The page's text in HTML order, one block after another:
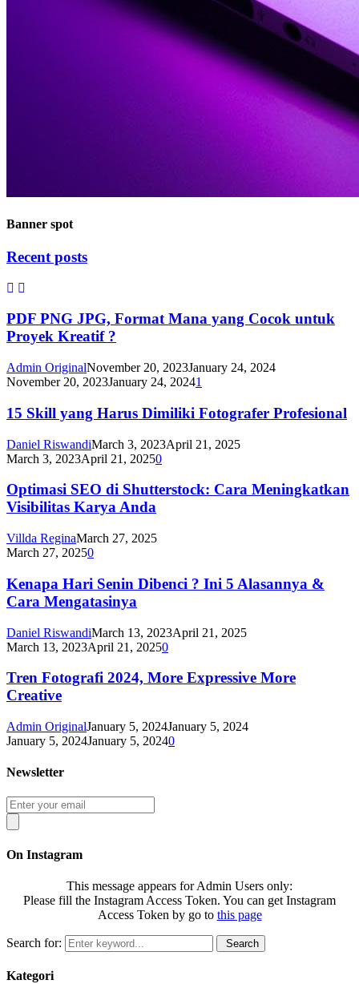
Banner spot
Recent posts
PDF PNG JPG, Format Mana yang Cocok untuk
Proyek Kreatif ?
Admin OriginalNovember 20, 2023January 24, 2024
November 20, 2023January 24, 20241
15 Skill yang Harus Dimiliki Fotografer Profesional
Daniel RiswandiMarch 3, 2023April 21, 2025
March 3, 2023April 21, 20250
Optimasi SEO di Shutterstock: Cara Meningkatkan
Visibilitas Karya Anda
Villda ReginaMarch 27, 2025
March 27, 20250
Kenapa Hari Senin Dibenci ? Ini 5 Alasannya &
Cara Mengatasinya
Daniel RiswandiMarch 13, 2023April 21, 2025
March 13, 2023April 21, 20250
Tren Fotografi 2024, More Expressive More
Creative
Admin OriginalJanuary 5, 2024January 5, 2024
January 5, 2024January 5, 20240
Newsletter
On Instagram
This message appears for Admin Users only:
Please fill the Instagram Access Token. You can get Instagram
Access Token by go to this page
Search for: Search
Kategori